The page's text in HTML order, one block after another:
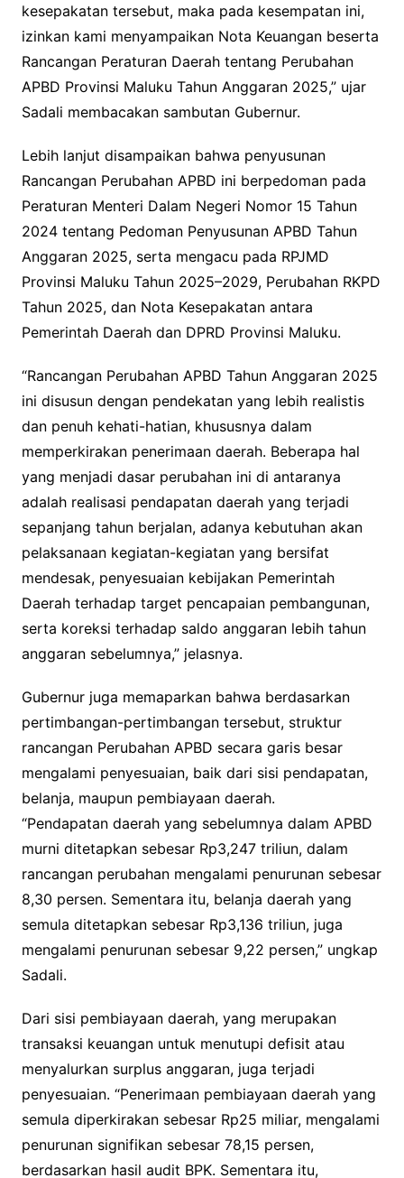
kesepakatan tersebut, maka pada kesempatan ini,
izinkan kami menyampaikan Nota Keuangan beserta
Rancangan Peraturan Daerah tentang Perubahan
APBD Provinsi Maluku Tahun Anggaran 2025,” ujar
Sadali membacakan sambutan Gubernur.
Lebih lanjut disampaikan bahwa penyusunan
Rancangan Perubahan APBD ini berpedoman pada
Peraturan Menteri Dalam Negeri Nomor 15 Tahun
2024 tentang Pedoman Penyusunan APBD Tahun
Anggaran 2025, serta mengacu pada RPJMD
Provinsi Maluku Tahun 2025–2029, Perubahan RKPD
Tahun 2025, dan Nota Kesepakatan antara
Pemerintah Daerah dan DPRD Provinsi Maluku.
“Rancangan Perubahan APBD Tahun Anggaran 2025
ini disusun dengan pendekatan yang lebih realistis
dan penuh kehati-hatian, khususnya dalam
memperkirakan penerimaan daerah. Beberapa hal
yang menjadi dasar perubahan ini di antaranya
adalah realisasi pendapatan daerah yang terjadi
sepanjang tahun berjalan, adanya kebutuhan akan
pelaksanaan kegiatan-kegiatan yang bersifat
mendesak, penyesuaian kebijakan Pemerintah
Daerah terhadap target pencapaian pembangunan,
serta koreksi terhadap saldo anggaran lebih tahun
anggaran sebelumnya,” jelasnya.
Gubernur juga memaparkan bahwa berdasarkan
pertimbangan-pertimbangan tersebut, struktur
rancangan Perubahan APBD secara garis besar
mengalami penyesuaian, baik dari sisi pendapatan,
belanja, maupun pembiayaan daerah.
“Pendapatan daerah yang sebelumnya dalam APBD
murni ditetapkan sebesar Rp3,247 triliun, dalam
rancangan perubahan mengalami penurunan sebesar
8,30 persen. Sementara itu, belanja daerah yang
semula ditetapkan sebesar Rp3,136 triliun, juga
mengalami penurunan sebesar 9,22 persen,” ungkap
Sadali.
Dari sisi pembiayaan daerah, yang merupakan
transaksi keuangan untuk menutupi defisit atau
menyalurkan surplus anggaran, juga terjadi
penyesuaian. “Penerimaan pembiayaan daerah yang
semula diperkirakan sebesar Rp25 miliar, mengalami
penurunan signifikan sebesar 78,15 persen,
berdasarkan hasil audit BPK. Sementara itu,